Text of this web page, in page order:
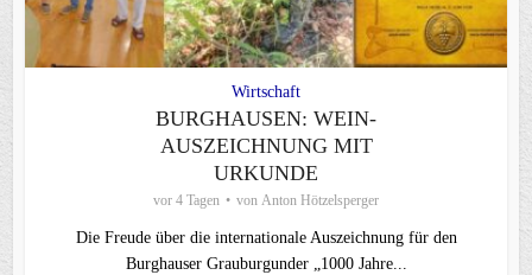
Wirtschaft
BURGHAUSEN: WEIN-
AUSZEICHNUNG MIT
URKUNDE
vor 4 Tagen von Anton Hötzelsperger
Die Freude über die internationale Auszeichnung für den
Burghauser Grauburgunder „1000 Jahre...